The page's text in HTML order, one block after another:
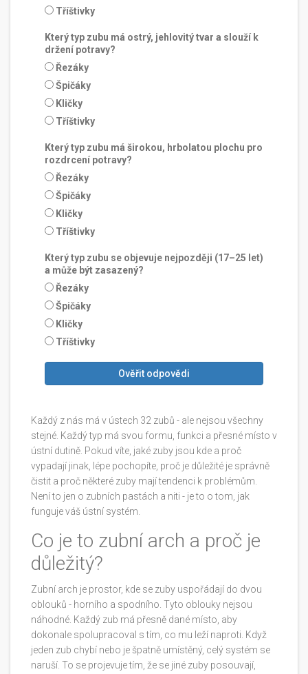
Tříštivky
Který typ zubu má ostrý, jehlovitý tvar a slouží k
držení potravy?
Řezáky
Špičáky
Kličky
Tříštivky
Který typ zubu má širokou, hrbolatou plochu pro
rozdrcení potravy?
Řezáky
Špičáky
Kličky
Tříštivky
Který typ zubu se objevuje nejpozději (17–25 let)
a může být zasazený?
Řezáky
Špičáky
Kličky
Tříštivky
Ověřit odpovědi
Každý z nás má v ústech 32 zubů - ale nejsou všechny
stejné. Každý typ má svou formu, funkci a přesné místo v
ústní dutině. Pokud víte, jaké zuby jsou kde a proč
vypadají jinak, lépe pochopíte, proč je důležité je správně
čistit a proč některé zuby mají tendenci k problémům.
Není to jen o zubních pastách a niti - je to o tom, jak
funguje váš ústní systém.
Co je to zubní arch a proč je
důležitý?
Zubní arch je prostor, kde se zuby uspořádají do dvou
oblouků - horního a spodního. Tyto oblouky nejsou
náhodné. Každý zub má přesně dané místo, aby
dokonale spolupracoval s tím, co mu leží naproti. Když
jeden zub chybí nebo je špatně umístěný, celý systém se
naruší. To se projevuje tím, že se jiné zuby posouvají,